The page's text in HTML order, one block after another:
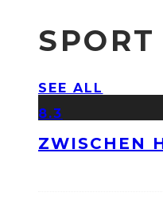
SPORT
SEE ALL
8.3
ZWISCHEN